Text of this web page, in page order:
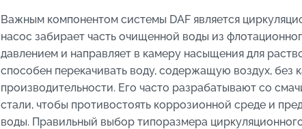
Важным компонентом системы DAF является
насос забирает часть очищенной воды из
давлением и направляет в камеру насыщения для
способен перекачивать воду, содержащую воздух, без
производительности. Его часто разрабатывают со
стали, чтобы противостоять коррозионной среде и
воды. Правильный выбор типоразмера